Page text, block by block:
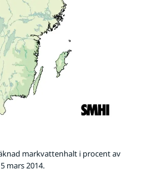
markvattenhalt i procent av
mars 2014.